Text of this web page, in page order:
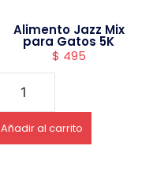
Alimento Jazz Mix
para Gatos 5K
$ 495
Añadir al carrito